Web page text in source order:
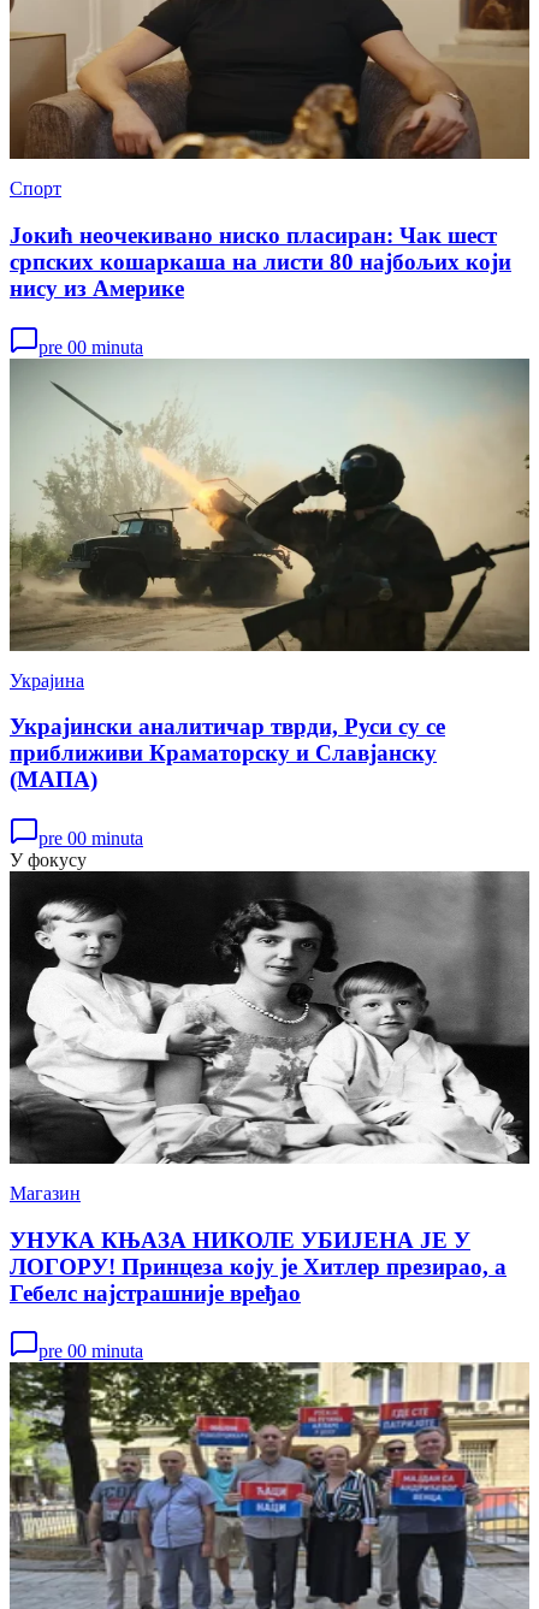
Спорт
Јокић неочекивано ниско пласиран: Чак шест
српских кошаркаша на листи 80 најбољих који
нису из Америке
pre 00 minuta
Украјина
Украјински аналитичар тврди, Руси су се
приближиви Краматорску и Славјанску
(МАПА)
pre 00 minuta
У фокусу
Магазин
УНУКА КЊАЗА НИКОЛЕ УБИЈЕНА ЈЕ У
ЛОГОРУ! Принцеза коју је Хитлер презирао, а
Гебелс најстрашније вређао
pre 00 minuta